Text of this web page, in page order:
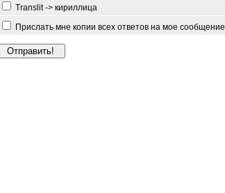
Translit -> кириллица
Прислать мне копии всех ответов на мое сообщение